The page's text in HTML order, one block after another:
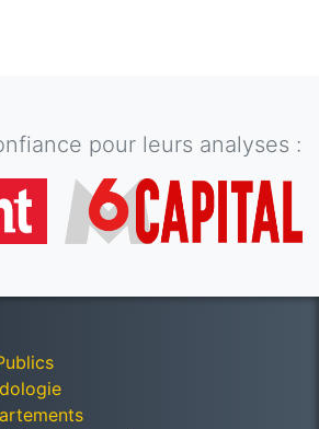
pour leurs analyses :